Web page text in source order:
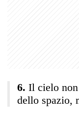
Il cielo
dello spazio,